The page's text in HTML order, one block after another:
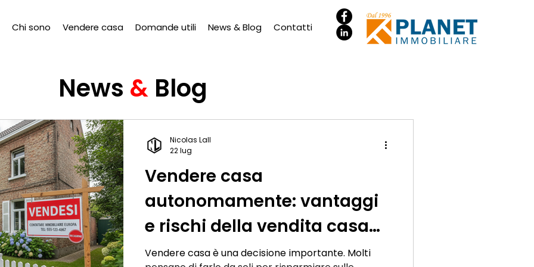
Chi sono Vendere casa Domande utili News & Blog Contatti
News & Blog
Vendere casa
autonomamente: vantaggi
e rischi della vendita casa
senza agenzia
Vendere casa è una decisione importante. Molti
Nicolas Lall
22 lug